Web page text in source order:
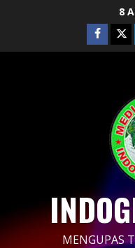
8
MENGUPAS